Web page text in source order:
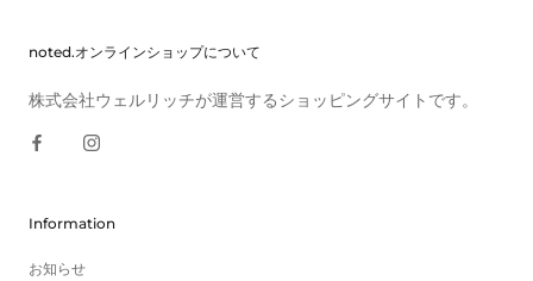
noted.オンラインショップについて
株式会社ウェルリッチが運営するショッピングサイトです。
Information
お知らせ